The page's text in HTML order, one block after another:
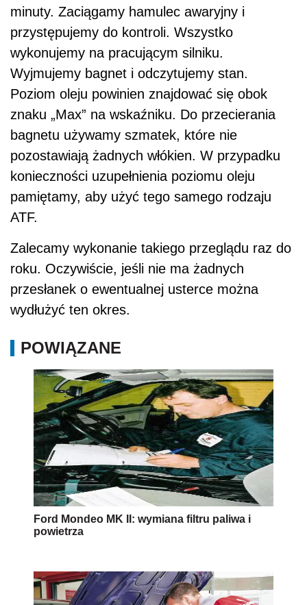
minuty. Zaciągamy hamulec awaryjny i
przystępujemy do kontroli. Wszystko
wykonujemy na pracującym silniku.
Wyjmujemy bagnet i odczytujemy stan.
Poziom oleju powinien znajdować się obok
znaku „Max” na wskaźniku. Do przecierania
bagnetu używamy szmatek, które nie
pozostawiają żadnych włókien. W przypadku
konieczności uzupełnienia poziomu oleju
pamiętamy, aby użyć tego samego rodzaju
ATF.
Zalecamy wykonanie takiego przeglądu raz do
roku. Oczywiście, jeśli nie ma żadnych
przesłanek o ewentualnej usterce można
wydłużyć ten okres.
POWIĄZANE
Ford Mondeo MK II: wymiana filtru paliwa i
powietrza